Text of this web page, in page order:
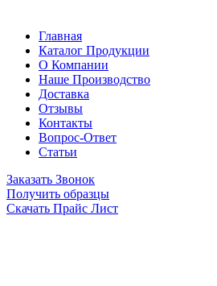
Главная
Каталог Продукции
О Компании
Наше Производство
Доставка
Отзывы
Контакты
Вопрос-Ответ
Статьи
Заказать Звонок
Получить образцы
Скачать Прайс Лист